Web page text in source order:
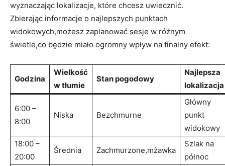
wyznaczając lokalizacje, które chcesz uwiecznić.
Zbierając informacje o najlepszych punktach
widokowych,możesz zaplanować sesje w różnym
świetle,co będzie miało ogromny wpływ na finalny efekt:
Godzina
Wielkość
w tłumie
Stan pogodowy
Najlepsza
lokalizacja
6:00 –
8:00
Niska Bezchmurne
Główny
punkt
widokowy
18:00 –
20:00
Średnia Zachmurzone,mżawka
Szlak na
północ